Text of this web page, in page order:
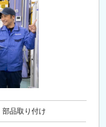
品取り付け